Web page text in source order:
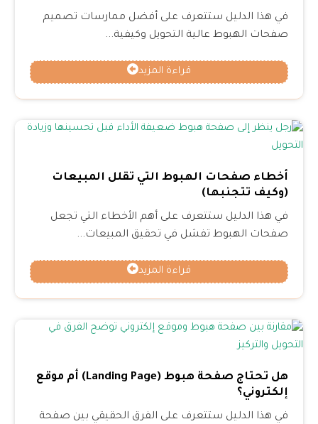
في هذا الدليل ستتعرف على أفضل ممارسات تصميم
صفحات الهبوط عالية التحويل وكيفية...
قراءة المزيد
أخطاء صفحات الهبوط التي تقلل المبيعات
(وكيف تتجنبها)
في هذا الدليل ستتعرف على أهم الأخطاء التي تجعل
صفحات الهبوط تفشل في تحقيق المبيعات...
قراءة المزيد
هل تحتاج صفحة هبوط (Landing Page) أم موقع
إلكتروني؟
في هذا الدليل ستتعرف على الفرق الحقيقي بين صفحة